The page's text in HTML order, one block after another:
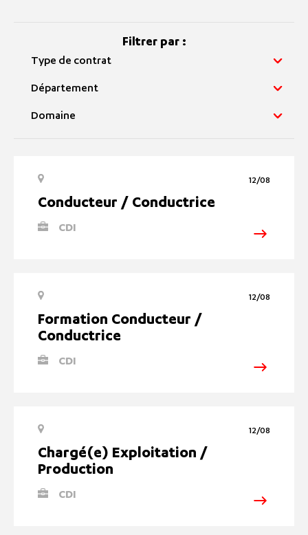
Filtrer par :
Type de contrat
Département
Domaine
12/08
Conducteur / Conductrice
CDI
12/08
Formation Conducteur /
Conductrice
CDI
12/08
Chargé(e) Exploitation /
Production
CDI